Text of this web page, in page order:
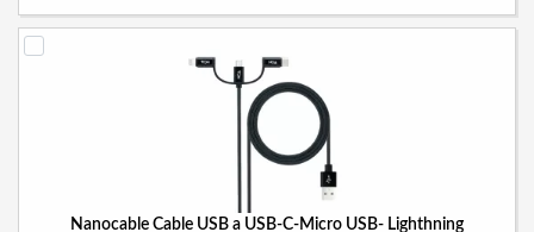
Nanocable Cable USB a USB-C-Micro USB- Lighthning